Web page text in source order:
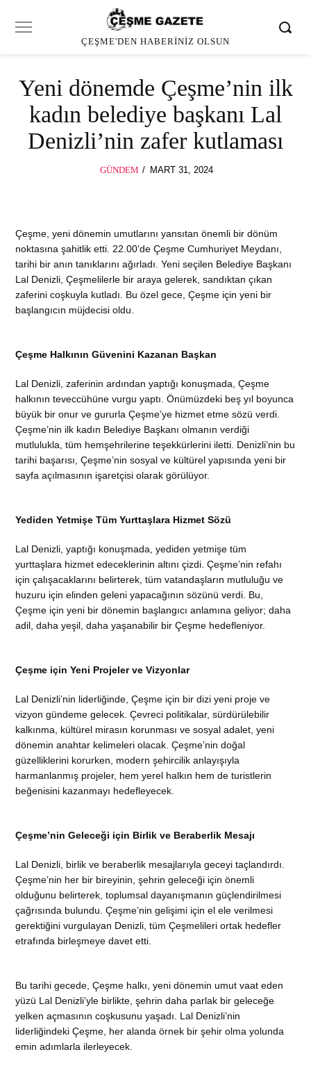
ÇEŞME'DEN HABERINIZ OLSUN
Yeni dönemde Çeşme’nin ilk
kadın belediye başkanı Lal
Denizli’nin zafer kutlaması
GÜNDEM
POSTED
MART 31, 2024
Çeşme, yeni dönemin umutlarını yansıtan önemli bir dönüm
noktasına şahitlik etti. 22.00’de Çeşme Cumhuriyet Meydanı,
tarihi bir anın tanıklarını ağırladı. Yeni seçilen Belediye Başkanı
Lal Denizli, Çeşmelilerle bir araya gelerek, sandıktan çıkan
zaferini coşkuyla kutladı. Bu özel gece, Çeşme için yeni bir
başlangıcın müjdecisi oldu.
Çeşme Halkının Güvenini Kazanan Başkan
Lal Denizli, zaferinin ardından yaptığı konuşmada, Çeşme
halkının teveccühüne vurgu yaptı. Önümüzdeki beş yıl boyunca
büyük bir onur ve gururla Çeşme’ye hizmet etme sözü verdi.
Çeşme’nin ilk kadın Belediye Başkanı olmanın verdiği
mutlulukla, tüm hemşehrilerine teşekkürlerini iletti. Denizli’nin bu
tarihi başarısı, Çeşme’nin sosyal ve kültürel yapısında yeni bir
sayfa açılmasının işaretçisi olarak görülüyor.
Yediden Yetmişe Tüm Yurttaşlara Hizmet Sözü
Lal Denizli, yaptığı konuşmada, yediden yetmişe tüm
yurttaşlara hizmet edeceklerinin altını çizdi. Çeşme’nin refahı
için çalışacaklarını belirterek, tüm vatandaşların mutluluğu ve
huzuru için elinden geleni yapacağının sözünü verdi. Bu,
Çeşme için yeni bir dönemin başlangıcı anlamına geliyor; daha
adil, daha yeşil, daha yaşanabilir bir Çeşme hedefleniyor.
Çeşme için Yeni Projeler ve Vizyonlar
Lal Denizli’nin liderliğinde, Çeşme için bir dizi yeni proje ve
vizyon gündeme gelecek. Çevreci politikalar, sürdürülebilir
kalkınma, kültürel mirasın korunması ve sosyal adalet, yeni
dönemin anahtar kelimeleri olacak. Çeşme’nin doğal
güzelliklerini korurken, modern şehircilik anlayışıyla
harmanlanmış projeler, hem yerel halkın hem de turistlerin
beğenisini kazanmayı hedefleyecek.
Çeşme’nin Geleceği için Birlik ve Beraberlik Mesajı
Lal Denizli, birlik ve beraberlik mesajlarıyla geceyi taçlandırdı.
Çeşme’nin her bir bireyinin, şehrin geleceği için önemli
olduğunu belirterek, toplumsal dayanışmanın güçlendirilmesi
çağrısında bulundu. Çeşme’nin gelişimi için el ele verilmesi
gerektiğini vurgulayan Denizli, tüm Çeşmelileri ortak hedefler
etrafında birleşmeye davet etti.
Bu tarihi gecede, Çeşme halkı, yeni dönemin umut vaat eden
yüzü Lal Denizli’yle birlikte, şehrin daha parlak bir geleceğe
yelken açmasının coşkusunu yaşadı. Lal Denizli’nin
liderliğindeki Çeşme, her alanda örnek bir şehir olma yolunda
emin adımlarla ilerleyecek.